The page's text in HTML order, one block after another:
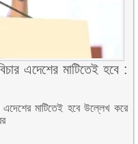
এদেশের মাটিতেই হবে :
মাটিতেই হবে উল্লেখ করে